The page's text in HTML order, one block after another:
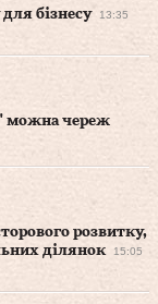
бізнесу
13:35
можна череж
розвитку,
ділянок
15:05